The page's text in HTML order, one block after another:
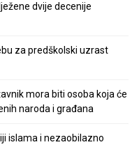
dvije decenije
za predškolski uzrast
mora biti osoba koja će
naroda i građana
islama i nezaobilazno